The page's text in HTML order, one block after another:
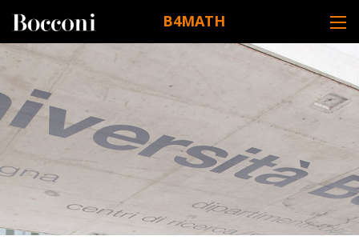
B4MATH
DESK NAVIGATION